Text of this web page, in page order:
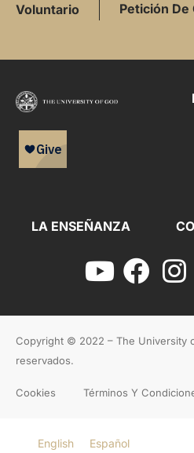
Voluntario Petición De
LA ENSEÑANZA
Copyright © 2022 – The University
reservados.
Cookies Términos Y
English Español